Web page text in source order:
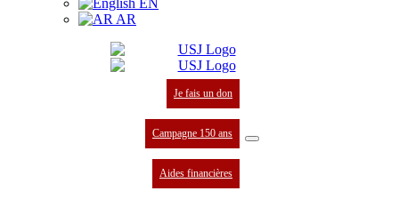
EN
AR
Je fais un don
Campagne 150 ans
Aides financières